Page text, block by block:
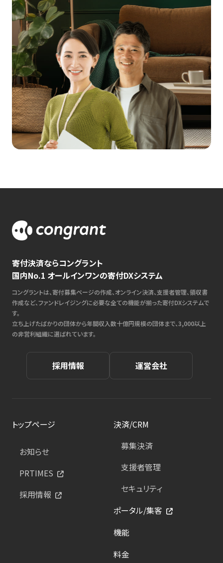
寄付決済ならコングラント
国内No.1 オールインワンの寄付DXシステム
コングラントは、寄付募集ページの作成、オンライン決済、支援者管理、領収書
作成など、ファンドレイジングに必要な全ての機能が揃った寄付DXシステムで
す。
立ち上げたばかりの団体から年間収入数十億円規模の団体まで、3,000以上
の非営利組織に選ばれています。
採用情報 運営会社
トップページ
お知らせ
PRTIMES
採用情報
決済/CRM
募集決済
支援者管理
セキュリティ
ポータル/集客
機能
料金